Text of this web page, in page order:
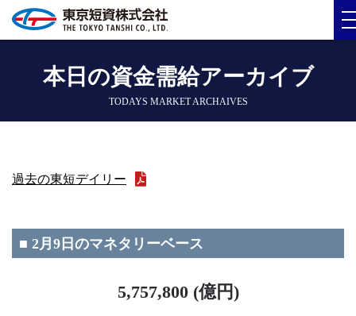
本日の資金需給アーカイブ
TODAYS MARKET ARCHAIVES
過去の東短デイリー
■ 2月9日のマネタリーベース
5,757,800 (億円)